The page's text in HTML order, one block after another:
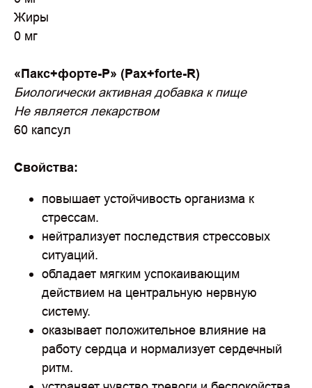
Жиры
0 мг
«Пакс+форте-Р» (Pax+forte-R)
Биологически активная добавка к пище
Не является лекарством
60 капсул
Свойства:
повышает устойчивость организма к
стрессам.
нейтрализует последствия стрессовых
ситуаций.
обладает мягким успокаивающим
действием на центральную нервную
систему.
оказывает положительное влияние на
работу сердца и нормализует сердечный
ритм.